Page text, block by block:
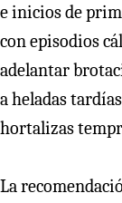
e inicios de
con episodios
adelantar
a heladas
hortalizas
La